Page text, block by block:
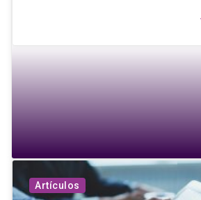
Artículos